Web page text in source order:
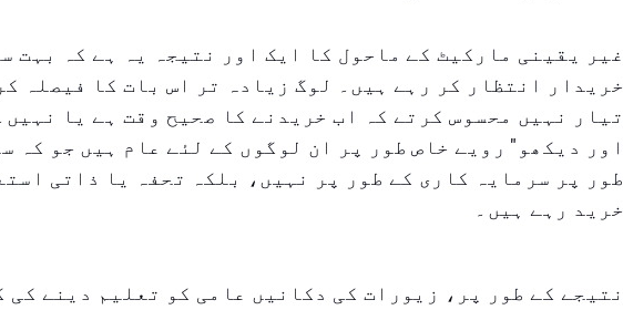
غیر یقینی مارکیٹ کے ماحول کا ایک اور نتیجہ یہ ہے کہ بہت
خریدار انتظار کر رہے ہیں۔ لوگ زیادہ تر اس بات کا فیصلہ
تیار نہیں محسوس کرتے کہ اب خریدنے کا صحیح وقت ہے یا
اور دیکھو" رویے خاص طور پر ان لوگوں کے لئے عام ہیں جو کہ
طور پر سرمایہ کاری کے طور پر نہیں، بلکہ تحفہ یا ذاتی
خرید رہے ہیں۔
نتیجے کے طور پر، زیورات کی دکانیں عامی کو تعلیم دینے کی